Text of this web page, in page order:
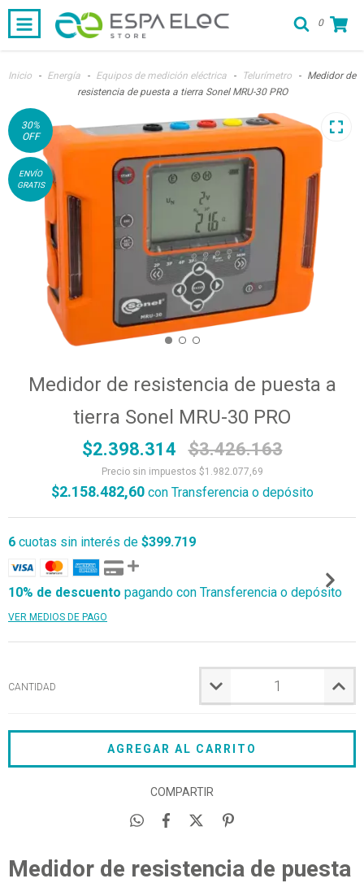
0
Inicio - Energía - Equipos de medición eléctrica - Telurímetro -
Medidor de
resistencia de puesta a tierra Sonel MRU-30 PRO
30%
OFF
ENVÍO
GRATIS
Medidor de resistencia de puesta a
tierra Sonel MRU-30 PRO
$2.398.314 $3.426.163
Precio sin impuestos $1.982.077,69
$2.158.482,60 con Transferencia o depósito
6 cuotas sin interés de $399.719
10% de descuento pagando con Transferencia o depósito
VER MEDIOS DE PAGO
CANTIDAD
COMPARTIR
Medidor de resistencia de puesta